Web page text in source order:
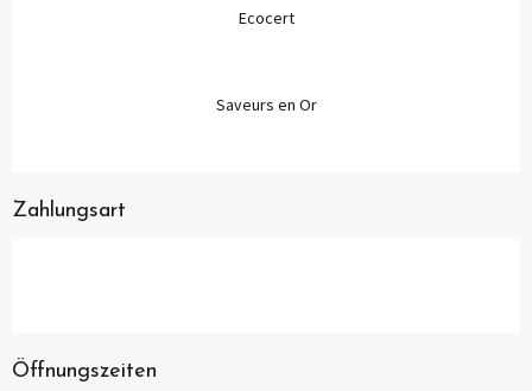
Ecocert
Saveurs en Or
Zahlungsart
Öffnungszeiten